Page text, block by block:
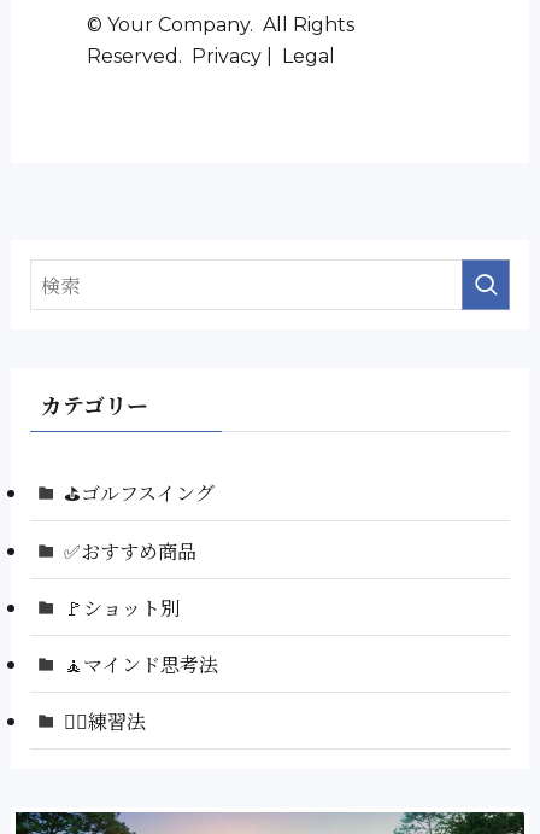
© Your Company. All Rights
Reserved. Privacy | Legal
カテゴリー
⛳ゴルフスイング
✅おすすめ商品
🚩ショット別
🧘マインド思考法
🏌️‍♂️練習法